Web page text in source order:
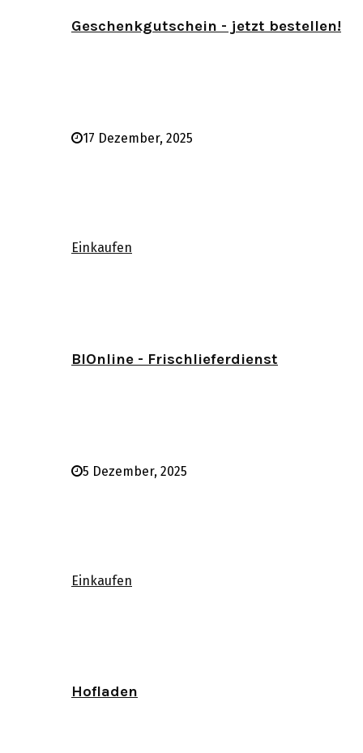
Geschenkgutschein - jetzt bestellen!
17 Dezember, 2025
Einkaufen
BIOnline - Frischlieferdienst
5 Dezember, 2025
Einkaufen
Hofladen